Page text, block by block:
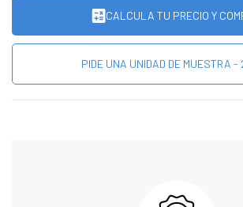
CALCULA TU PRECIO Y
PIDE UNA UNIDAD DE MUESTRA